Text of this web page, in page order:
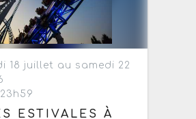
18 juillet au samedi 22
ESTIVALES À